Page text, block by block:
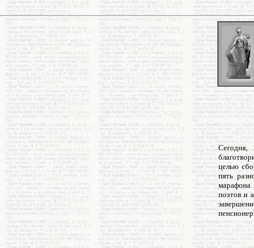
Сегодня,
целью
пять
марафона
поэтов и